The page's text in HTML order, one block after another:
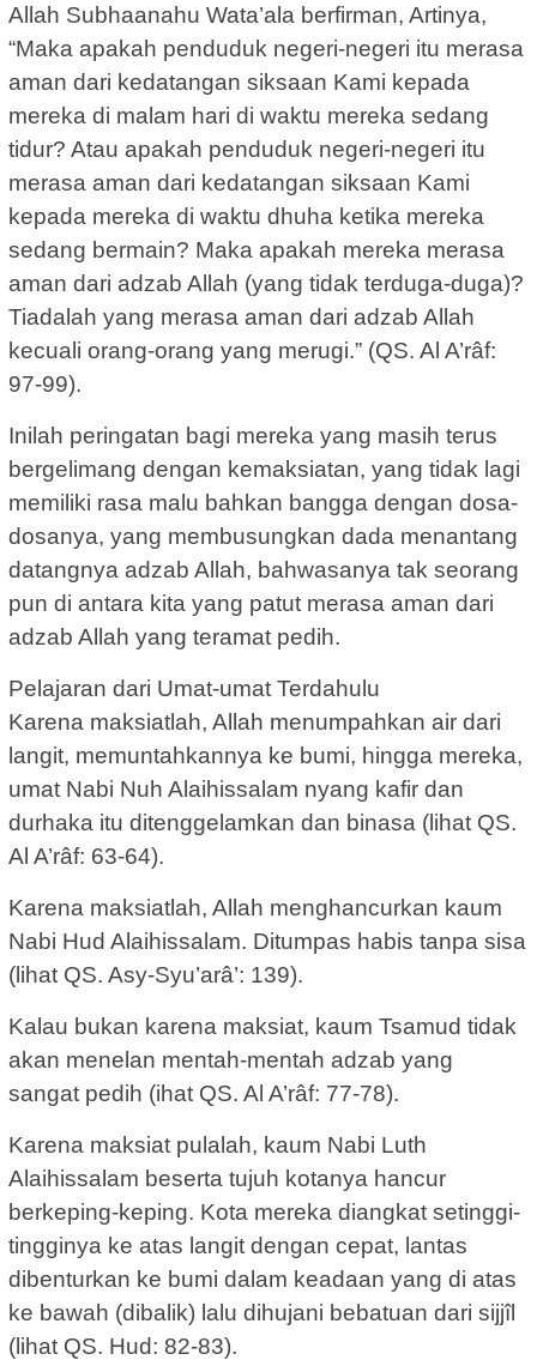
Allah Subhaanahu Wata’ala berfirman, Artinya,
“Maka apakah penduduk negeri-negeri itu merasa
aman dari kedatangan siksaan Kami kepada
mereka di malam hari di waktu mereka sedang
tidur? Atau apakah penduduk negeri-negeri itu
merasa aman dari kedatangan siksaan Kami
kepada mereka di waktu dhuha ketika mereka
sedang bermain? Maka apakah mereka merasa
aman dari adzab Allah (yang tidak terduga-duga)?
Tiadalah yang merasa aman dari adzab Allah
kecuali orang-orang yang merugi.” (QS. Al A’râf:
97-99).
Inilah peringatan bagi mereka yang masih terus
bergelimang dengan kemaksiatan, yang tidak lagi
memiliki rasa malu bahkan bangga dengan dosa-
dosanya, yang membusungkan dada menantang
datangnya adzab Allah, bahwasanya tak seorang
pun di antara kita yang patut merasa aman dari
adzab Allah yang teramat pedih.
Pelajaran dari Umat-umat Terdahulu
Karena maksiatlah, Allah menumpahkan air dari
langit, memuntahkannya ke bumi, hingga mereka,
umat Nabi Nuh Alaihissalam nyang kafir dan
durhaka itu ditenggelamkan dan binasa (lihat QS.
Al A’râf: 63-64).
Karena maksiatlah, Allah menghancurkan kaum
Nabi Hud Alaihissalam. Ditumpas habis tanpa sisa
(lihat QS. Asy-Syu’arâ’: 139).
Kalau bukan karena maksiat, kaum Tsamud tidak
akan menelan mentah-mentah adzab yang
sangat pedih (ihat QS. Al A’râf: 77-78).
Karena maksiat pulalah, kaum Nabi Luth
Alaihissalam beserta tujuh kotanya hancur
berkeping-keping. Kota mereka diangkat setinggi-
tingginya ke atas langit dengan cepat, lantas
dibenturkan ke bumi dalam keadaan yang di atas
ke bawah (dibalik) lalu dihujani bebatuan dari sijjîl
(lihat QS. Hud: 82-83).